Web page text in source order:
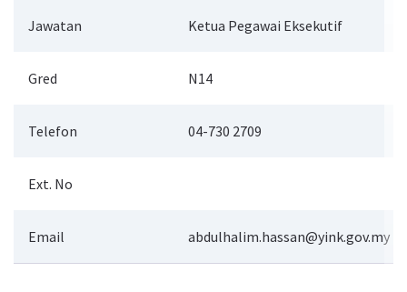
Jawatan Ketua Pegawai Eksekutif
Gred N14
Telefon 04-730 2709
Ext. No
Email abdulhalim.hassan@yink.gov.my